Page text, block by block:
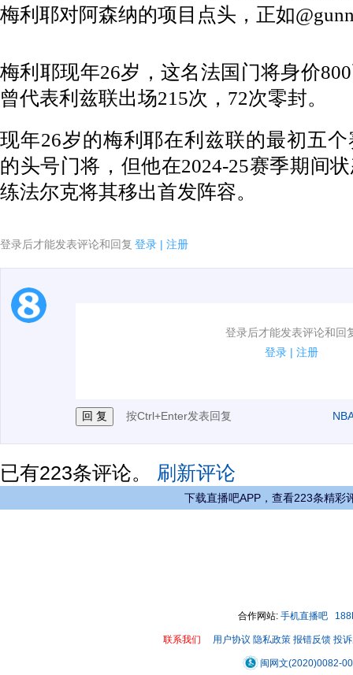
梅利耶对阿森纳的项目点头，正如
梅利耶现年26岁，这名法国门将身价
曾代表利兹联出场215次，72次零封。
现年26岁的梅利耶在利兹联的最初五
的头号门将，但他在2024-25赛季期间
练法尔克将其移出首发阵容。
登录后才能发表评论和回复 登录 | 注册
登录后才能发表评论和回
登录 | 注册
1.电脑端新用户可以发表评论了！
按Ctrl+Enter发表回复
已有223条评论。 刷新评论
下载直播吧APP，查看223条精彩
合作网站: 手机直播吧
联系我们 用户协议 隐私政策 报错反馈 投
闽网文(2020)0082-